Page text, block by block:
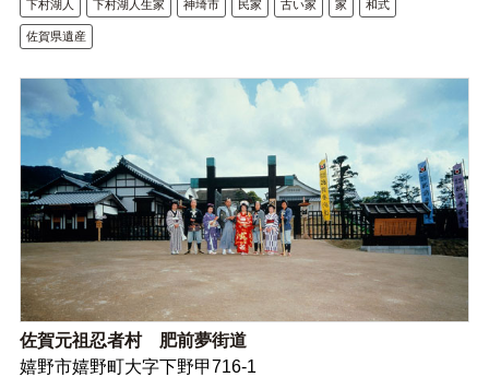
下村湖人 下村湖人生家 神埼市 民家 古い家 家 和式
佐賀県遺産
佐賀元祖忍者村 肥前夢街道
嬉野市嬉野町大字下野甲716-1